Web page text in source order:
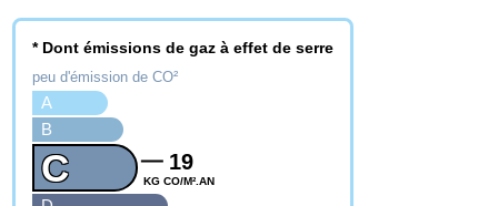
* Dont émissions de gaz à effet de serre
peu d'émission de CO²
A
B
19
KG CO/M².AN
C